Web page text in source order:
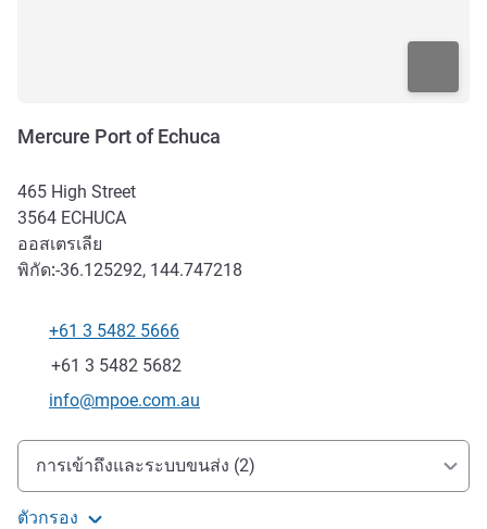
Mercure Port of Echuca
465 High Street
3564 ECHUCA
ออสเตรเลีย
พิกัด:-36.125292, 144.747218
โทรศัพท์
+61 3 5482 5666
แฟกซ์
+61 3 5482 5682
อีเมลติดต่อ
info@mpoe.com.au
การเข้าถึงและการเดินทาง
การเข้าถึงและระบบขนส่ง (2)
ตัวกรอง